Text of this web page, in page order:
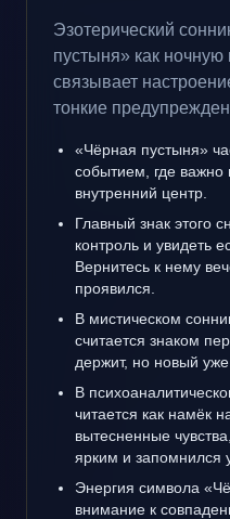
Эзотерический
пустыня» как ночную
связывает
тонкие
«Чёрная пустыня»
событием, где важно
внутренний центр.
Главный знак этого
контроль и увидеть
Вернитесь к нему
проявился.
В мистическом
считается знаком
держит, но новый уже
В
читается как намёк
вытесненные
ярким и запомнился
Энергия символа
внимание к